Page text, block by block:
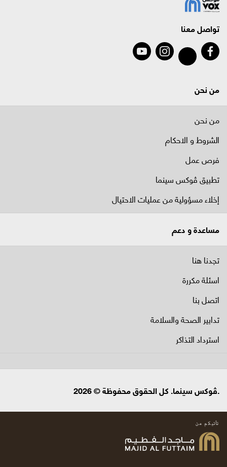
تواصل معنا
من نحن
من نحن
الشروط و الاحكام
فرص عمل
تطبيق ڤوكس سينما
إخلاء مسؤولية من عمليات الاحتيال
مساعدة و دعم
تجدنا هنا
اسئلة مكررة
اتصل بنا
تدابير الصحة والسلامة
استرداد التذاكر
.ڤوكس سينما. كل الحقوق محفوظة © 2026